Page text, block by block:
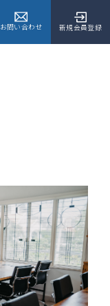
お問い合わせ 新規会員登録